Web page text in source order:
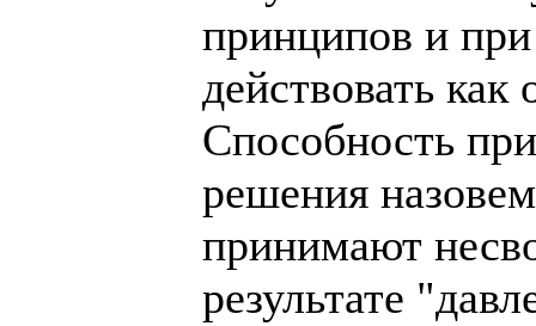
принципов и
действовать
Способность
решения
принимают
результате